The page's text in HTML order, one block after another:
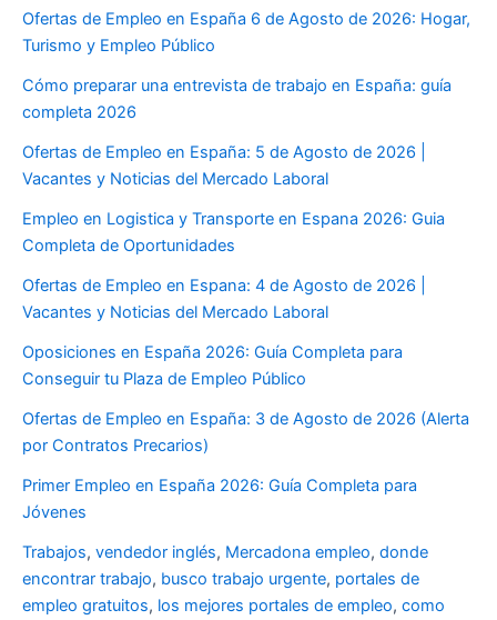
Ofertas de Empleo en España 6 de Agosto de 2026: Hogar,
Turismo y Empleo Público
Cómo preparar una entrevista de trabajo en España: guía
completa 2026
Ofertas de Empleo en España: 5 de Agosto de 2026 |
Vacantes y Noticias del Mercado Laboral
Empleo en Logistica y Transporte en Espana 2026: Guia
Completa de Oportunidades
Ofertas de Empleo en Espana: 4 de Agosto de 2026 |
Vacantes y Noticias del Mercado Laboral
Oposiciones en España 2026: Guía Completa para
Conseguir tu Plaza de Empleo Público
Ofertas de Empleo en España: 3 de Agosto de 2026 (Alerta
por Contratos Precarios)
Primer Empleo en España 2026: Guía Completa para
Jóvenes
Trabajos, vendedor inglés, Mercadona empleo, donde
encontrar trabajo, busco trabajo urgente, portales de
empleo gratuitos, los mejores portales de empleo, como